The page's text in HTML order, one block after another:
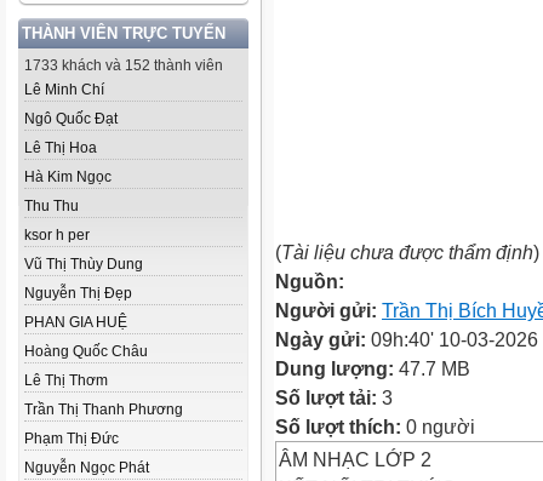
THÀNH VIÊN TRỰC TUYẾN
1733 khách và 152 thành viên
Lê Minh Chí
Ngô Quốc Đạt
Lê Thị Hoa
Hà Kim Ngọc
Thu Thu
ksor h per
Vũ Thị Thùy Dung
Nguyễn Thị Đẹp
PHAN GIA HUỆ
Hoàng Quốc Châu
Lê Thị Thơm
Trần Thị Thanh Phương
Phạm Thị Đức
Nguyễn Ngọc Phát
(Tài liệu chưa được thẩm định)
Nguồn:
Người gửi: Trần Thị Bích
Ngày gửi: 09h:40' 10-03-2026
Dung lượng: 47.7 MB
Số lượt tải: 3
Số lượt thích: 0 người
ÂM NHẠC LỚP 2